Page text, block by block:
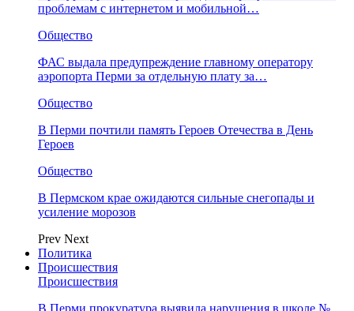
проблемам с интернетом и мобильной…
Общество
ФАС выдала предупреждение главному оператору
аэропорта Перми за отдельную плату за…
Общество
В Перми почтили память Героев Отечества в День
Героев
Общество
В Пермском крае ожидаются сильные снегопады и
усиление морозов
Prev Next
Политика
Происшествия
Происшествия
В Перми прокуратура выявила нарушения в школе №